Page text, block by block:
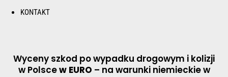
KONTAKT
Wyceny szkod po wypadku drogowym i kolizji
w Polscew EURO – na warunki niemieckie w